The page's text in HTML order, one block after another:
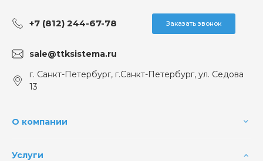
+7 (812) 244-67-78 Заказать звонок
sale@ttksistema.ru
г. Санкт-Петербург, г.Санкт-Петербург, ул. Седова
13
О компании
Услуги